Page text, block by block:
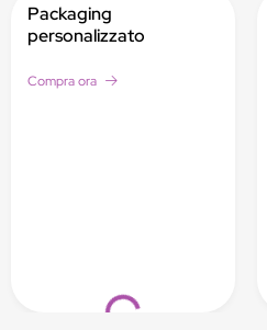
Loading...
Packaging
personalizzato
Compra ora